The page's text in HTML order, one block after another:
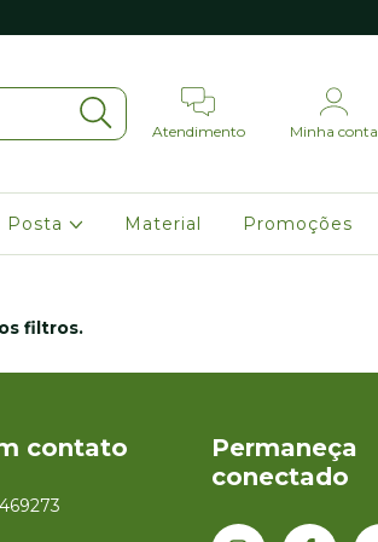
Atendimento Minha conta
Posta Material Promoções
filtros.
contato
Permaneça
conectado